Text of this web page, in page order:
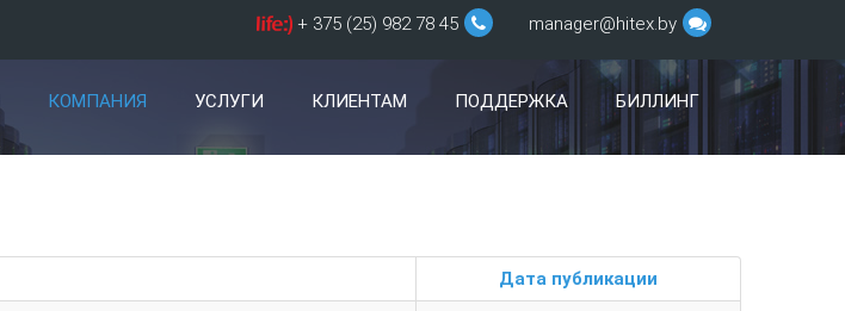
+ 375 (25) 982 78 45 manager@hitex.by
КОМПАНИЯ УСЛУГИ КЛИЕНТАМ ПОДДЕРЖКА БИЛЛИНГ
Дата публикации